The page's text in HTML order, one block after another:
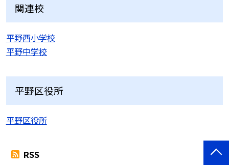
関連校
平野西小学校
平野中学校
平野区役所
平野区役所
RSS